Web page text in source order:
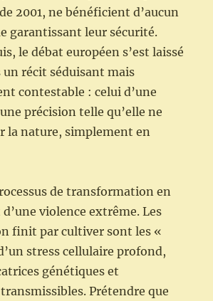
2001, ne bénéficient d’aucun
garantissant leur sécurité.
le débat européen s’est laissé
récit séduisant mais
contestable : celui d’une
précision telle qu’elle ne
la nature, simplement en
de transformation en
violence extrême. Les
finit par cultiver sont les «
stress cellulaire profond,
génétiques et
Prétendre que